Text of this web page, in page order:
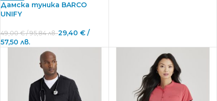
Дамска туника BARCO
UNIFY
49,00€/ 95,84 лв.29,40 € /
57,50 лв.